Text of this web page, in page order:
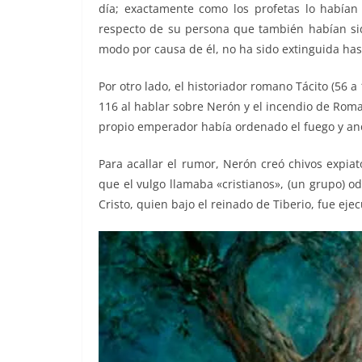
día; exactamente como los profetas lo
respecto de su persona que también habían
modo por causa de él, no ha sido extinguida
Por otro lado, el historiador romano Tácito (56
116 al hablar sobre Nerón y el incendio de
propio emperador había ordenado el fuego y
Para acallar el rumor, Nerón creó chivos
que el vulgo llamaba «cristianos», (un grupo)
Cristo, quien bajo el reinado de Tiberio, fue